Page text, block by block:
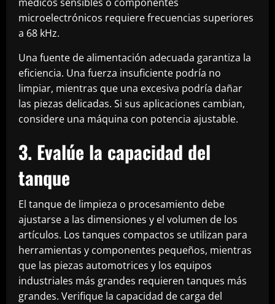
microelectrónicos requiere frecuencias superiores
a 68 kHz.
Una fuente de alimentación adecuada garantiza la
eficiencia. Una fuerza insuficiente podría no
limpiar, mientras que una excesiva podría dañar
las piezas delicadas. Si sus aplicaciones cambian,
considere una máquina con potencia ajustable.
3. Evalúe la capacidad del
tanque
El tanque de limpieza o procesamiento debe
ajustarse a las dimensiones y el volumen de los
artículos. Los tanques compactos se utilizan para
herramientas y componentes pequeños, mientras
que las piezas automotrices y los equipos
industriales más grandes requieren tanques más
grandes. Verifique la capacidad de carga del